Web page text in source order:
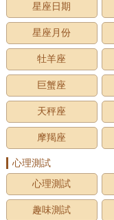
星座日期
星座月份
牡羊座
巨蟹座
天秤座
摩羯座
心理測試
心理測試
趣味測試